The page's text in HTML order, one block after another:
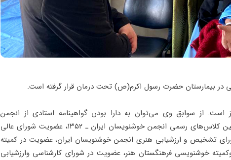
در بیمارستان حضرت رسول اکرم(ص) تحت درمان قرار گرفته است.
عطارچیان متولد ۱۳۲۲ تبریز است. از سوابق وی می‌توان به دارا بودن گواهینامه استادی از انجمن
خوشنویسان ایران ـ ۱۳۵۹، تدریس در اولین کلاس‌های رسمی انجمن خوشنویسان ایران ـ ۱۳۵۲، عضویت شورای عالی
تشخیص و ارزشیابی هنری انجمن خوشنویسان ایران، عضویت در کمیته
خوشنویسی فرهنگستان هنر، عضویت در شورای کارشناسی وارزشیابی